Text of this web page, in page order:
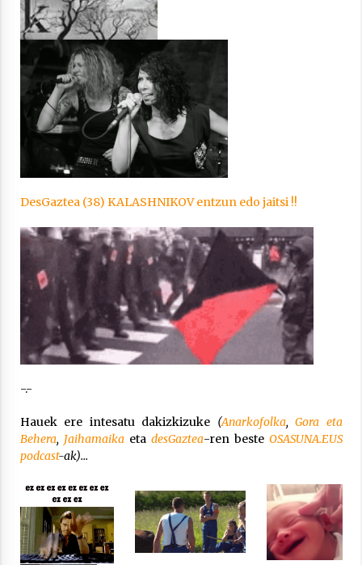
Berria egunkarian elkarrizketa
Arrosaren 20 urteez
2021/07/06
Hala Bedi irratiko Hizpidea saioan
2021/07/03
Zebrabidearen denboraldi amaiera
EHZtik
2021/07/01
Arrosaren laburpen bideoa Hamaika
Telebistaren eskutik
2021/06/30
DesGaztea (38) KALASHNIKOV entzun edo jaitsi !!
-.-
Hauek ere intesatu dakizkizuke (Anarkofolka, Gora eta
Behera, Jaihamaikaeta desGaztea-ren beste OSASUNA.EUS
podcast-ak)…